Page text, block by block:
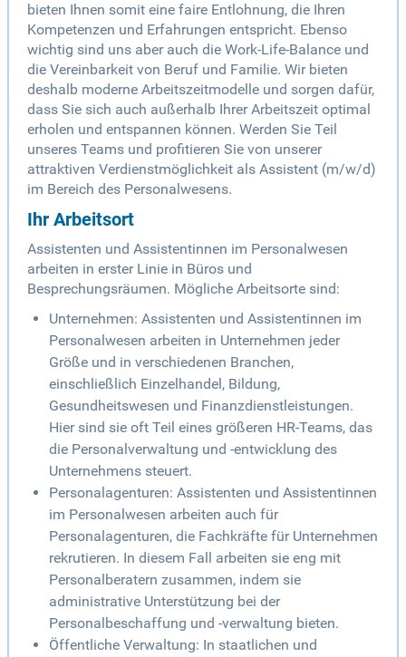
bieten Ihnen somit eine faire Entlohnung, die Ihren
Kompetenzen und Erfahrungen entspricht. Ebenso
wichtig sind uns aber auch die Work-Life-Balance und
die Vereinbarkeit von Beruf und Familie. Wir bieten
deshalb moderne Arbeitszeitmodelle und sorgen dafür,
dass Sie sich auch außerhalb Ihrer Arbeitszeit optimal
erholen und entspannen können. Werden Sie Teil
unseres Teams und profitieren Sie von unserer
attraktiven Verdienstmöglichkeit als Assistent (m/w/d)
im Bereich des Personalwesens.
Ihr Arbeitsort
Assistenten und Assistentinnen im Personalwesen
arbeiten in erster Linie in Büros und
Besprechungsräumen. Mögliche Arbeitsorte sind:
Unternehmen: Assistenten und Assistentinnen im
Personalwesen arbeiten in Unternehmen jeder
Größe und in verschiedenen Branchen,
einschließlich Einzelhandel, Bildung,
Gesundheitswesen und Finanzdienstleistungen.
Hier sind sie oft Teil eines größeren HR-Teams, das
die Personalverwaltung und -entwicklung des
Unternehmens steuert.
Personalagenturen: Assistenten und Assistentinnen
im Personalwesen arbeiten auch für
Personalagenturen, die Fachkräfte für Unternehmen
rekrutieren. In diesem Fall arbeiten sie eng mit
Personalberatern zusammen, indem sie
administrative Unterstützung bei der
Personalbeschaffung und -verwaltung bieten.
Öffentliche Verwaltung: In staatlichen und